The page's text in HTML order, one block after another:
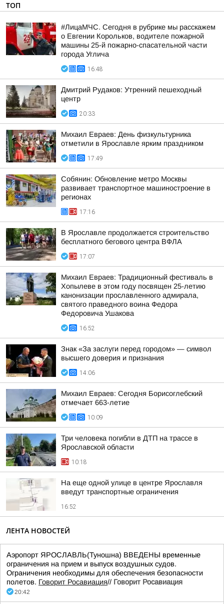
ТОП
#ЛицаМЧС. Сегодня в рубрике мы расскажем
о Евгении Корольков, водителе пожарной
машины 25-й пожарно-спасательной части
города Углича
16:48
Дмитрий Рудаков: Утренний пешеходный
центр
20:33
Михаил Евраев: День физкультурника
отметили в Ярославле ярким праздником
17:49
Собянин: Обновление метро Москвы
развивает транспортное машиностроение в
регионах
17:16
В Ярославле продолжается строительство
бесплатного бегового центра ВФЛА
17:07
Михаил Евраев: Традиционный фестиваль в
Хопылеве в этом году посвящен 25-летию
канонизации прославленного адмирала,
святого праведного воина Федора
Федоровича Ушакова
16:52
Знак «За заслуги перед городом» — символ
высшего доверия и признания
14:06
Михаил Евраев: Сегодня Борисоглебский
отмечает 663-летие
10:09
Три человека погибли в ДТП на трассе в
Ярославской области
10:18
На еще одной улице в центре Ярославля
введут транспортные ограничения
16:52
ЛЕНТА НОВОСТЕЙ
Аэропорт ЯРОСЛАВЛЬ(Туношна) ВВЕДЕНЫ временные
ограничения на прием и выпуск воздушных судов.
Ограничения необходимы для обеспечения безопасности
полетов. Говорит Росавиация// Говорит Росавиация
20:42